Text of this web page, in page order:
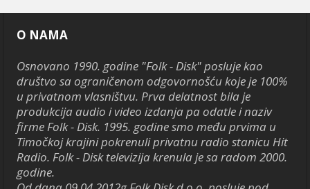
O NAMA
Osnovano 1990. godine "Folk - Disk" posluje kao
društvo sa ograničenom odgovornošću koje je 100%
u privatnom vlasništvu. Prva delatnost bila je
produkcija audio i video izdanja pa odatle i naziv
firme Folk - Disk. 1995. godine smo među prvima u
Timočkoj krajini pokrenuli privatnu radio stanicu Hit
Radio. Folk - Disk televizija krenula je sa radom 2000.
godine.